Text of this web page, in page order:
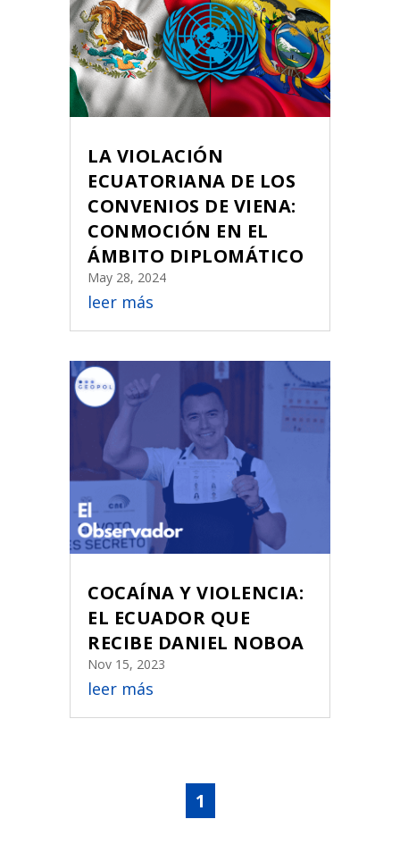
LA VIOLACIÓN
ECUATORIANA DE LOS
CONVENIOS DE VIENA:
CONMOCIÓN EN EL
ÁMBITO DIPLOMÁTICO
May 28, 2024
leer más
COCAÍNA Y VIOLENCIA:
EL ECUADOR QUE
RECIBE DANIEL NOBOA
Nov 15, 2023
leer más
1